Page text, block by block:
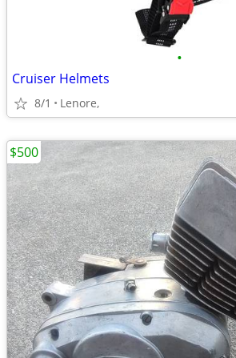
•
Cruiser Helmets
8/1 Lenore,
$500